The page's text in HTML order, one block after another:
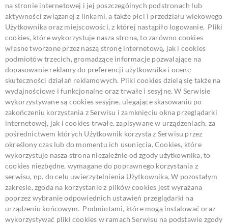
na stronie internetowej i jej poszczególnych podstronach lub
aktywności związanej z linkami, a także płci i przedziału wiekowego
Użytkownika oraz miejscowości, z której nastąpiło logowanie. Pliki
cookies, które wykorzystuje nasza strona, to zarówno cookies
własne tworzone przez naszą stronę internetową, jak i cookies
podmiotów trzecich, gromadzące informacje pozwalające na
dopasowanie reklamy do preferencji użytkownika i ocenę
skuteczności działań reklamowych. Pliki cookies dzielą się także na
wydajnościowe i funkcjonalne oraz trwałe i sesyjne. W Serwisie
wykorzystywane są cookies sesyjne, ulegające skasowaniu po
zakończeniu korzystania z Serwisu i zamknięciu okna przeglądarki
internetowej, jak i cookies trwałe, zapisywane w urządzeniach, za
pośrednictwem których Użytkownik korzysta z Serwisu przez
określony czas lub do momentu ich usunięcia. Cookies, które
wykorzystuje nasza strona niezależnie od zgody użytkownika, to
cookies niezbędne, wymagane do poprawnego korzystania z
serwisu, np. do celu uwierzytelnienia Użytkownika. W pozostałym
zakresie, zgoda na korzystanie z plików cookies jest wyrażana
poprzez wybranie odpowiednich ustawień przeglądarki na
urządzeniu końcowym. Podmiotami, które mogą instalować oraz
wykorzystywać pliki cookies w ramach Serwisu na podstawie zgody